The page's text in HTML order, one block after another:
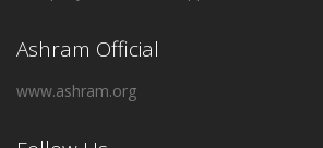
Ashram Official
www.ashram.org